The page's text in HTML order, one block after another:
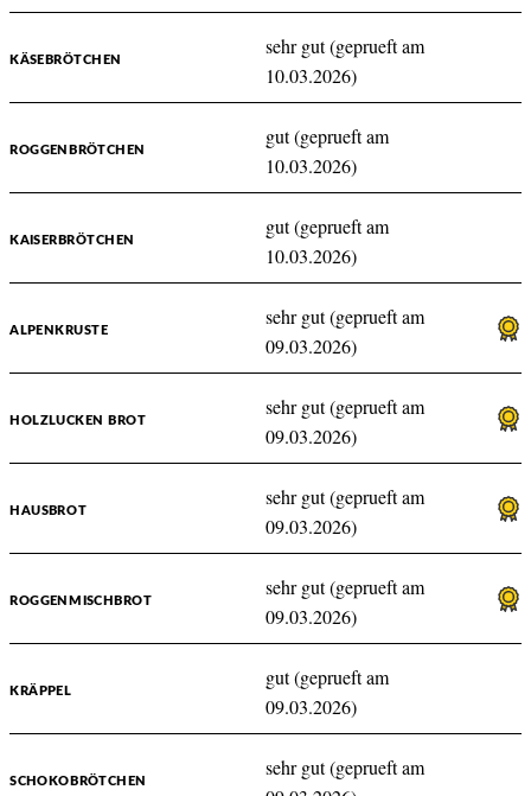
KÄSEBRÖTCHEN
sehr gut (geprueft am
10.03.2026)
ROGGENBRÖTCHEN
gut (geprueft am
10.03.2026)
KAISERBRÖTCHEN
gut (geprueft am
10.03.2026)
ALPENKRUSTE
sehr gut (geprueft am
09.03.2026)
HOLZLUCKEN BROT
sehr gut (geprueft am
09.03.2026)
HAUSBROT
sehr gut (geprueft am
09.03.2026)
ROGGENMISCHBROT
sehr gut (geprueft am
09.03.2026)
KRÄPPEL
gut (geprueft am
09.03.2026)
SCHOKOBRÖTCHEN
sehr gut (geprueft am